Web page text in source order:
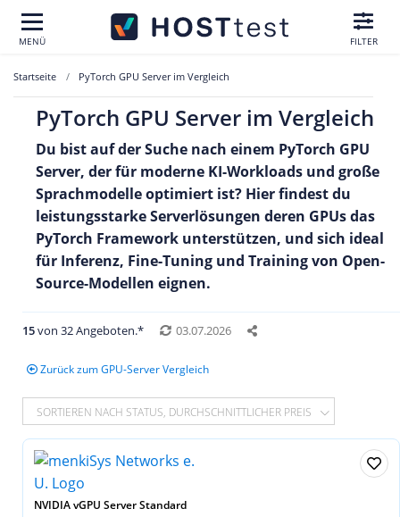
MENÜ FILTER
Startseite PyTorch GPU Server im Vergleich
PyTorch GPU Server im Vergleich
Du bist auf der Suche nach einem PyTorch GPU
Server, der für moderne KI-Workloads und große
Sprachmodelle optimiert ist? Hier findest du
leistungsstarke Serverlösungen deren GPUs das
PyTorch Framework unterstützen, und sich ideal
für Inferenz, Fine-Tuning und Training von Open-
Source-Modellen eignen.
15von 32 Angeboten.* 03.07.2026
Zurück zum GPU-Server Vergleich
SORTIEREN NACH STATUS, DURCHSCHNITTLICHER PREIS
NVIDIA vGPU Server Standard